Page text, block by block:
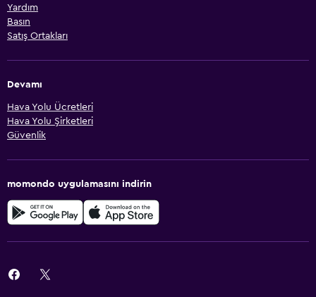
Yardım
Basın
Satış Ortakları
Devamı
Hava Yolu Ücretleri
Hava Yolu Şirketleri
Güvenlik
momondo uygulamasını indirin